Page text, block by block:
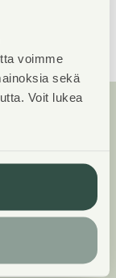
voimme
sekä
Voit lukea
to your
apartment
all of the